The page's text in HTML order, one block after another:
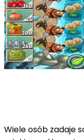
Wiele osób zadaje